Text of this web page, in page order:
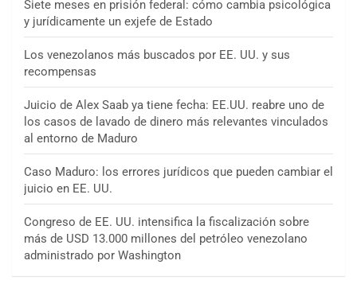
Siete meses en prisión federal: cómo cambia psicológica
y jurídicamente un exjefe de Estado
Los venezolanos más buscados por EE. UU. y sus
recompensas
Juicio de Alex Saab ya tiene fecha: EE.UU. reabre uno de
los casos de lavado de dinero más relevantes vinculados
al entorno de Maduro
Caso Maduro: los errores jurídicos que pueden cambiar el
juicio en EE. UU.
Congreso de EE. UU. intensifica la fiscalización sobre
más de USD 13.000 millones del petróleo venezolano
administrado por Washington